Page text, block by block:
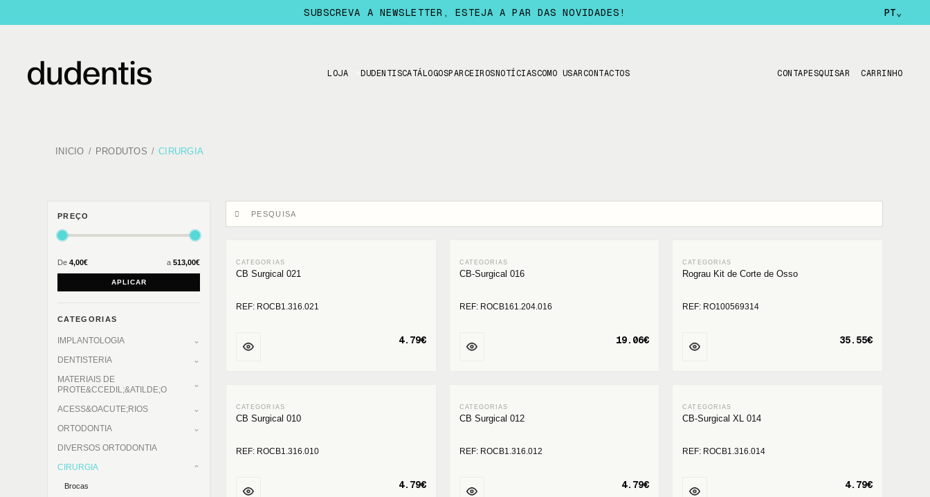
SUBSCREVA A NEWSLETTER, ESTEJA A PAR DAS NOVIDADES! PT⌄
LOJA DUDENTISCATÁLOGOSPARCEIROSNOTÍCIASCOMO USARCONTACTOS CONTAPESQUISAR CARRINHO
INICIO PRODUTOS CIRURGIA
PREÇO
De 4,00€ a 513,00€
APLICAR
CATEGORIAS
IMPLANTOLOGIA
DENTISTERIA
MATERIAIS DE
PROTE&CCEDIL;&ATILDE;O
ACESS&OACUTE;RIOS
ORTODONTIA
DIVERSOS ORTODONTIA
CIRURGIA
Brocas
CB Surgical 021
REF: ROCB1.316.021
4.79€
CB-Surgical 016
REF: ROCB161.204.016
19.06€
Rograu Kit de Corte de Osso
REF: RO100569314
35.55€
CB Surgical 010
REF: ROCB1.316.010
4.79€
CB Surgical 012
REF: ROCB1.316.012
4.79€
CB-Surgical XL 014
REF: ROCB1.316.014
4.79€